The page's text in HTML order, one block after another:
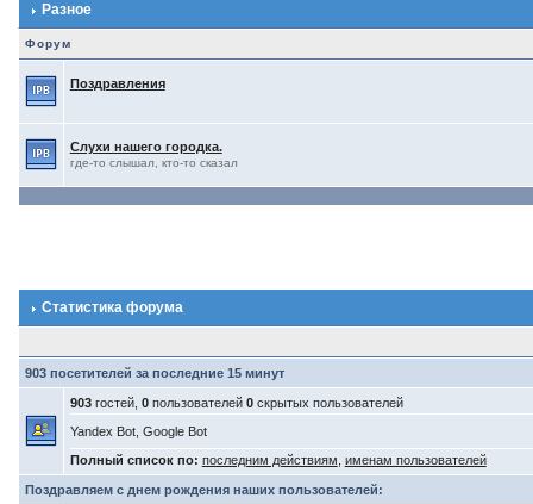
Разное
Форум
Поздравления
Слухи нашего городка.
где-то слышал, кто-то сказал
Статистика форума
903 посетителей за последние 15 минут
903гостей, 0пользователей 0скрытых пользователей
Yandex Bot, Google Bot
Полный список по: последним действиям именам пользователей
Поздравляем с днем рождения наших пользователей: